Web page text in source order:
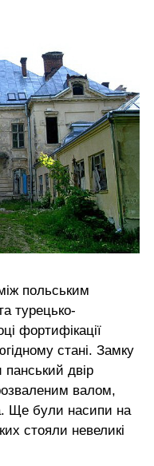
польським
турецько-
фортифікації
стані. Замку
двір
валом,
Ще були насипи на
стояли невеликі